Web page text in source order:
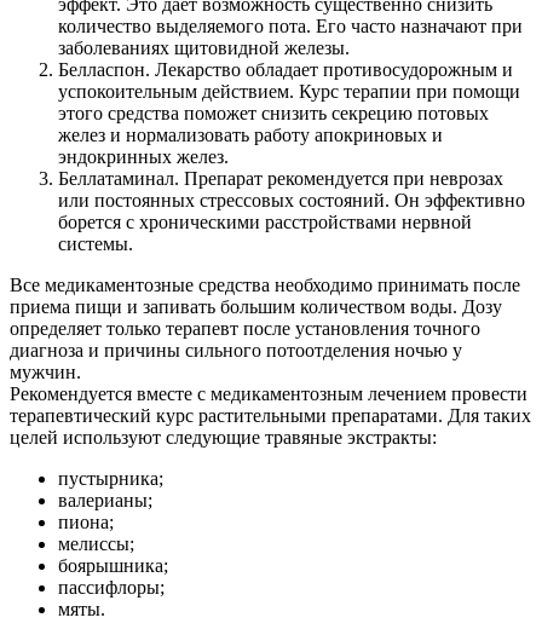
эффект. Это дает возможность существенно снизить
количество выделяемого пота. Его часто назначают при
заболеваниях щитовидной железы.
Белласпон. Лекарство обладает противосудорожным и
успокоительным действием. Курс терапии при помощи
этого средства поможет снизить секрецию потовых
желез и нормализовать работу апокриновых и
эндокринных желез.
Беллатаминал. Препарат рекомендуется при неврозах
или постоянных стрессовых состояний. Он эффективно
борется с хроническими расстройствами нервной
системы.
Все медикаментозные средства необходимо принимать после
приема пищи и запивать большим количеством воды. Дозу
определяет только терапевт после установления точного
диагноза и причины сильного потоотделения ночью у
мужчин.
Рекомендуется вместе с медикаментозным лечением провести
терапевтический курс растительными препаратами. Для таких
целей используют следующие травяные экстракты:
пустырника;
валерианы;
пиона;
мелиссы;
боярышника;
пассифлоры;
мяты.